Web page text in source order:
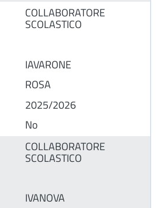
COLLABORATORE
SCOLASTICO
IAVARONE
ROSA
2025/2026
No
COLLABORATORE
SCOLASTICO
IVANOVA